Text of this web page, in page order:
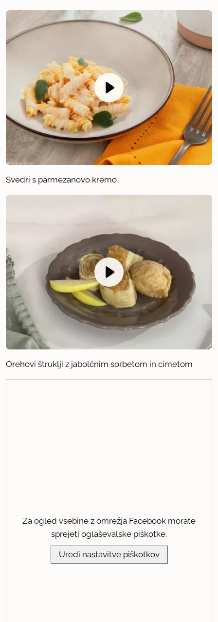
Svedri s parmezanovo kremo
Orehovi štruklji z jabolčnim sorbetom in cimetom
Za ogled vsebine z omrežja Facebook morate
sprejeti oglaševalske piškotke.
Uredi nastavitve piškotkov